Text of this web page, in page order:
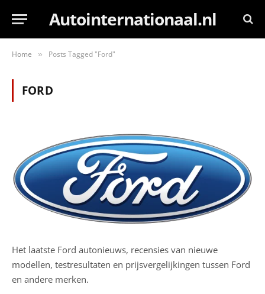
Autointernationaal.nl
Home » Posts Tagged "Ford"
FORD
Het laatste Ford autonieuws, recensies van nieuwe
modellen, testresultaten en prijsvergelijkingen tussen Ford
en andere merken.